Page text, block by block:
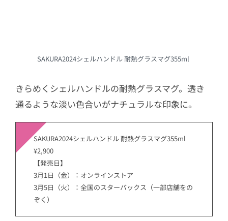
SAKURA2024シェルハンドル 耐熱グラスマグ355ml
きらめくシェルハンドルの耐熱グラスマグ。透き
通るような淡い色合いがナチュラルな印象に。
SAKURA2024シェルハンドル 耐熱グラスマグ355ml
¥2,900
【発売日】
3月1日（金）：オンラインストア
3月5日（火）：全国のスターバックス（一部店舗をの
ぞく）